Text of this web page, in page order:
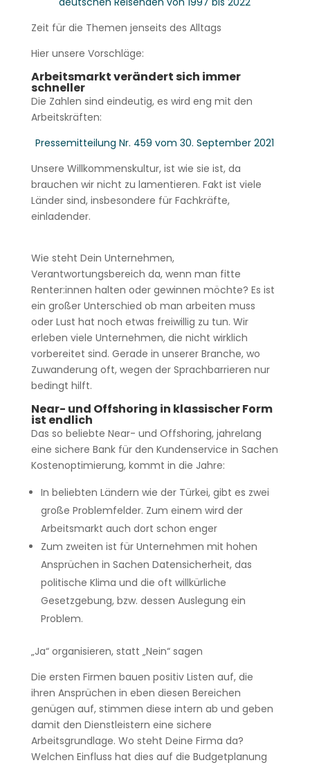
Zeit für die Themen jenseits des Alltags
Hier unsere Vorschläge:
Arbeitsmarkt verändert sich immer
schneller
Die Zahlen sind eindeutig, es wird eng mit den
Arbeitskräften:
Pressemitteilung Nr. 459 vom 30. September 2021
Unsere Willkommenskultur, ist wie sie ist, da
brauchen wir nicht zu lamentieren. Fakt ist viele
Länder sind, insbesondere für Fachkräfte,
einladender.
Wie steht Dein Unternehmen,
Verantwortungsbereich da, wenn man fitte
Renter:innen halten oder gewinnen möchte? Es ist
ein großer Unterschied ob man arbeiten muss
oder Lust hat noch etwas freiwillig zu tun. Wir
erleben viele Unternehmen, die nicht wirklich
vorbereitet sind. Gerade in unserer Branche, wo
Zuwanderung oft, wegen der Sprachbarrieren nur
bedingt hilft.
Near- und Offshoring in klassischer Form
ist endlich
Das so beliebte Near- und Offshoring, jahrelang
eine sichere Bank für den Kundenservice in Sachen
Kostenoptimierung, kommt in die Jahre:
In beliebten Ländern wie der Türkei, gibt es zwei
große Problemfelder. Zum einem wird der
Arbeitsmarkt auch dort schon enger
Zum zweiten ist für Unternehmen mit hohen
Ansprüchen in Sachen Datensicherheit, das
politische Klima und die oft willkürliche
Gesetzgebung, bzw. dessen Auslegung ein
Problem.
„Ja“ organisieren, statt „Nein“ sagen
Die ersten Firmen bauen positiv Listen auf, die
ihren Ansprüchen in eben diesen Bereichen
genügen auf, stimmen diese intern ab und geben
damit den Dienstleistern eine sichere
Arbeitsgrundlage. Wo steht Deine Firma da?
Welchen Einfluss hat dies auf die Budgetplanung